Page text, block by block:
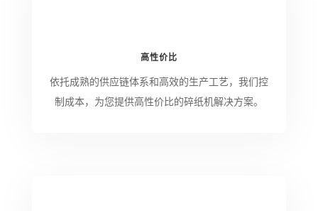
高性价比
依托成熟的供应链体系和高效的生产工艺，我们控
制成本，为您提供高性价比的碎纸机解决方案。